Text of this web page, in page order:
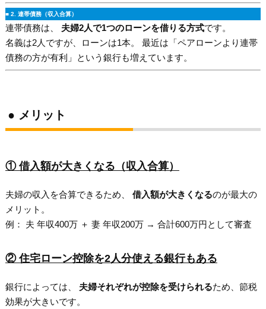
■ 2. 連帯債務（収入合算）
連帯債務は、 夫婦2人で1つのローンを借りる方式です。
名義は2人ですが、ローンは1本。 最近は「ペアローンより連帯
債務の方が有利」という銀行も増えています。
● メリット
① 借入額が大きくなる（収入合算）
夫婦の収入を合算できるため、 借入額が大きくなるのが最大の
メリット。
例： 夫 年収400万 ＋ 妻 年収200万 → 合計600万円として審査
② 住宅ローン控除を2人分使える銀行もある
銀行によっては、 夫婦それぞれが控除を受けられるため、節税
効果が大きいです。